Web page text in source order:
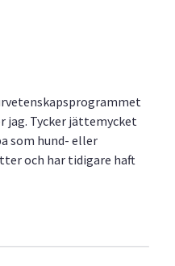
jag. Tycker jättemycket
som hund- eller
och har tidigare haft